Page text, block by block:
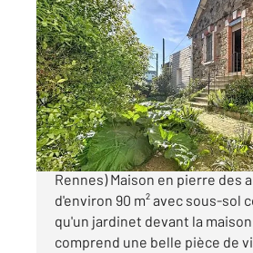
RENNES 35
90 m2, 4 pièces
Ref : 3896
Maison à vendre
284 000 €
CENTURY 21 REINE
Rennes) Maison en pierre des
d'environ 90 m² avec sous-sol
qu'un jardinet devant la
comprend une belle pièce de